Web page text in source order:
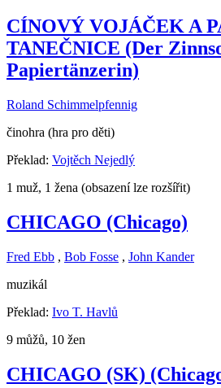
CÍNOVÝ VOJÁČEK A
TANEČNICE (Der
Papiertänzerin)
Roland Schimmelpfennig
činohra (hra pro děti)
Překlad: Vojtěch Nejedlý
1 muž, 1 žena (obsazení lze rozšířit)
CHICAGO (Chicago)
Fred Ebb , Bob Fosse , John Kander
muzikál
Překlad: Ivo T. Havlů
9 můžů, 10 žen
CHICAGO (SK)